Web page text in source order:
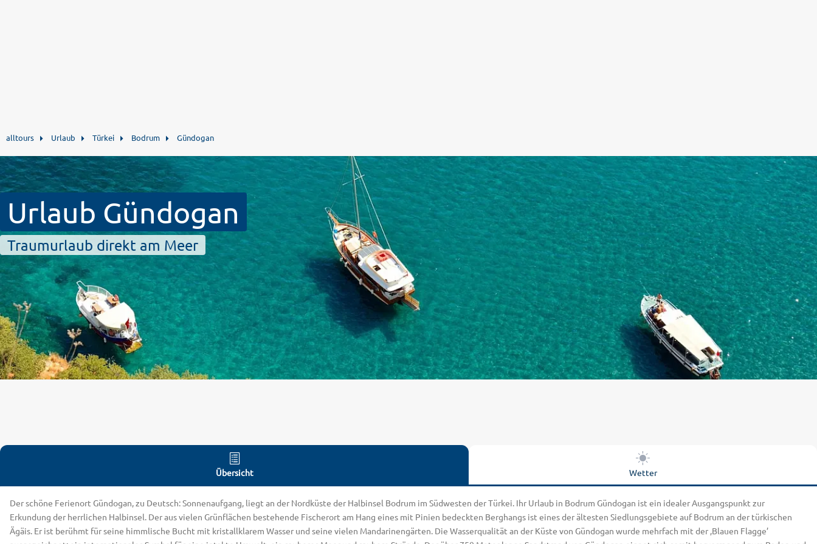
alltours Urlaub Türkei Bodrum Gündogan
Urlaub Gündogan
Traumurlaub direkt am Meer
Übersicht Wetter
Der schöne Ferienort Gündogan, zu Deutsch: Sonnenaufgang, liegt an der Nordküste der Halbinsel Bodrum im Südwesten der Türkei. Ihr Urlaub in Bodrum Gündogan ist ein idealer Ausgangspunkt zur
Erkundung der herrlichen Halbinsel. Der aus vielen Grünflächen bestehende Fischerort am Hang eines mit Pinien bedeckten Berghangs ist eines der ältesten Siedlungsgebiete auf Bodrum an der türkischen
Ägäis. Er ist berühmt für seine himmlische Bucht mit kristallklarem Wasser und seine vielen Mandarinengärten. Die Wasserqualität an der Küste von Gündogan wurde mehrfach mit der ‚Blauen Flagge’